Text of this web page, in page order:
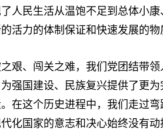
人民生活从温饱不足到总体小
活力的体制保证和快速发展的物
、闯关之难，我们党团结带领
强国建设、民族复兴提供了更
在这个历史进程中，我们走过
化国家的意志和决心始终没有